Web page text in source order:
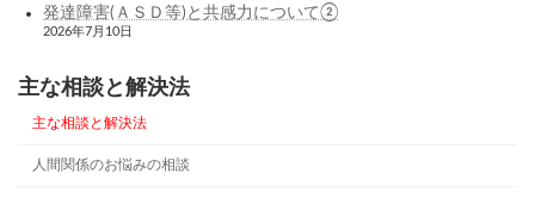
発達障害(ＡＳＤ等)と共感力について②
2026年7月10日
主な相談と解決法
主な相談と解決法
人間関係のお悩みの相談